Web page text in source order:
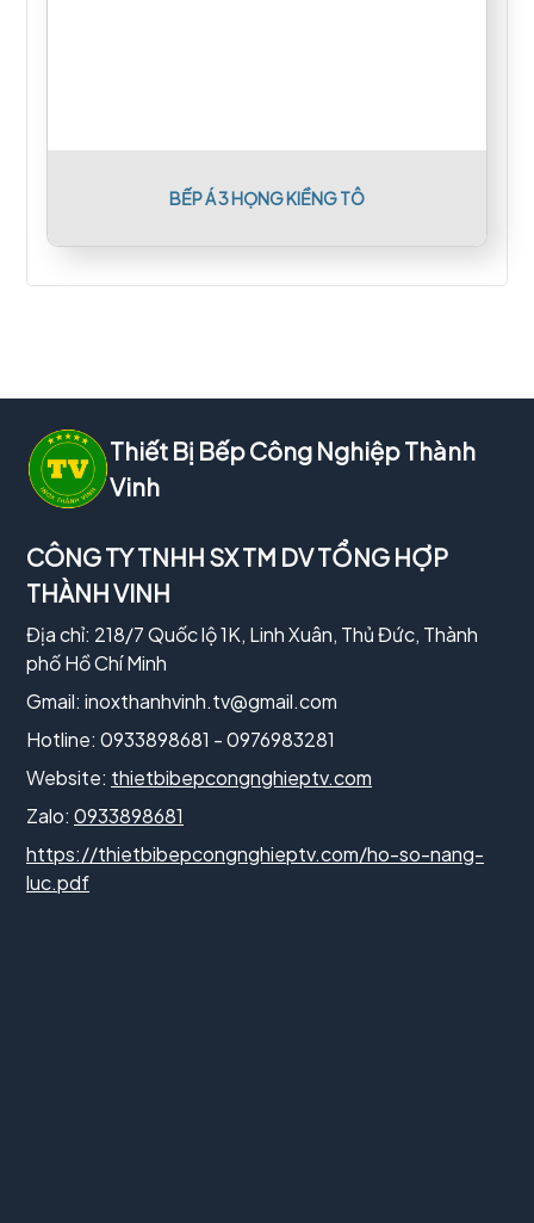
BẾP Á 3 HỌNG KIỀNG TÔ
Thiết Bị Bếp Công Nghiệp Thành
Vinh
CÔNG TY TNHH SX TM DV TỔNG HỢP
THÀNH VINH
Địa chỉ: 218/7 Quốc lộ 1K, Linh Xuân, Thủ Đức, Thành
phố Hồ Chí Minh
Gmail: inoxthanhvinh.tv@gmail.com
Hotline: 0933898681 - 0976983281
Website: thietbibepcongnghieptv.com
Zalo: 0933898681
https://thietbibepcongnghieptv.com/ho-so-nang-
luc.pdf